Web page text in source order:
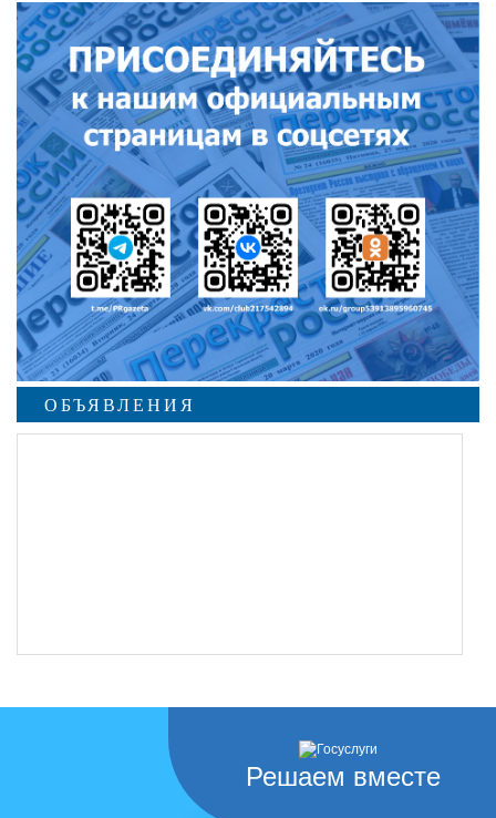
ОБЪЯВЛЕНИЯ
Решаем вместе